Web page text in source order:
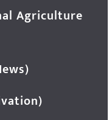
Agriculture